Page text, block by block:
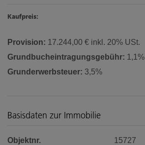
Kaufpreis:
Provision: 17.244,00 € inkl. 20% USt.
Grundbucheintragungsgebühr: 1,1%
Grunderwerbsteuer: 3,5%
Basisdaten zur Immobilie
Objektnr.
15727